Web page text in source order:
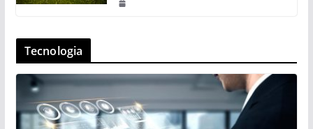
Tecnologia